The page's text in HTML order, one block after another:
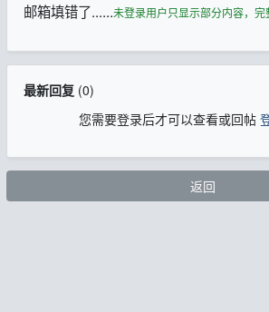
邮箱填错了......未登录用户只显示部分内容，
最新回复(0)
您需要登录后才可以查看或回帖
返回